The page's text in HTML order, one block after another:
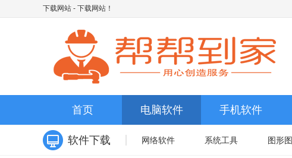
下载网站 - 下载网站！
首页 电脑软件 手机软件
软件下载 网络软件 系统工具 图形